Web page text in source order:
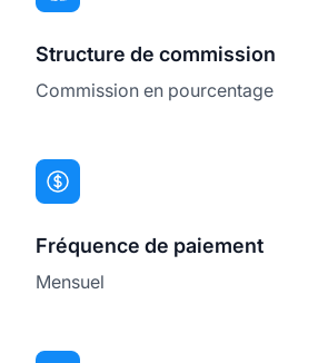
Structure de commission
Commission en pourcentage
Fréquence de paiement
Mensuel